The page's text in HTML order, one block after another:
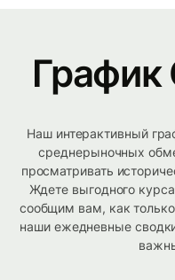
График
Наш интерактивный
среднерыночных
просматривать
Ждете выгодного
сообщим вам, как только
наши ежедневные